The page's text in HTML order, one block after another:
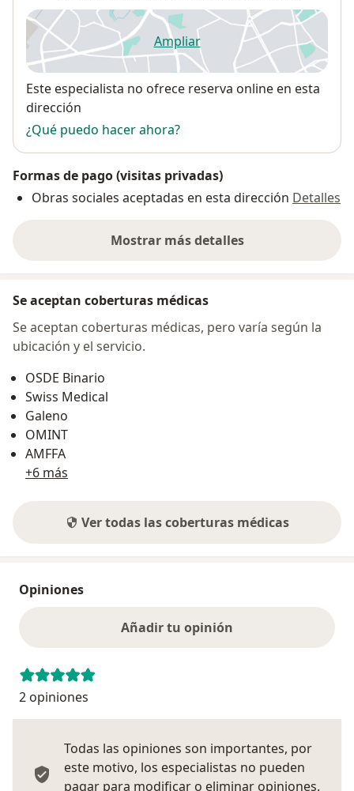
Ampliarse abre en una nueva
Disponibilidad
Este especialista no ofrece reserva online en esta
dirección
¿Qué puedo hacer ahora?
Formas de pago (visitas privadas)
Obras sociales aceptadas en esta dirección Detalles
Mostrar más detalles
sobre la dirección
Se aceptan coberturas médicas
Se aceptan coberturas médicas, pero varía según la
ubicación y el servicio.
OSDE Binario
Swiss Medical
Galeno
OMINT
AMFFA
+6 más
Ver todas las coberturas médicas
Opiniones
Añadir tu opinión
2 opiniones
Todas las opiniones son importantes, por
este motivo, los especialistas no pueden
pagar para modificar o eliminar opiniones.